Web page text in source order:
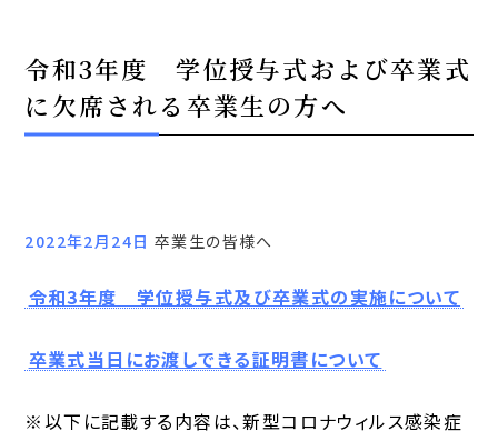
令和3年度 学位授与式および卒業式
に欠席される卒業生の方へ
2022年2月24日 卒業生の皆様へ
令和3年度 学位授与式及び卒業式の実施について
卒業式当日にお渡しできる証明書について
※以下に記載する内容は、新型コロナウィルス感染症